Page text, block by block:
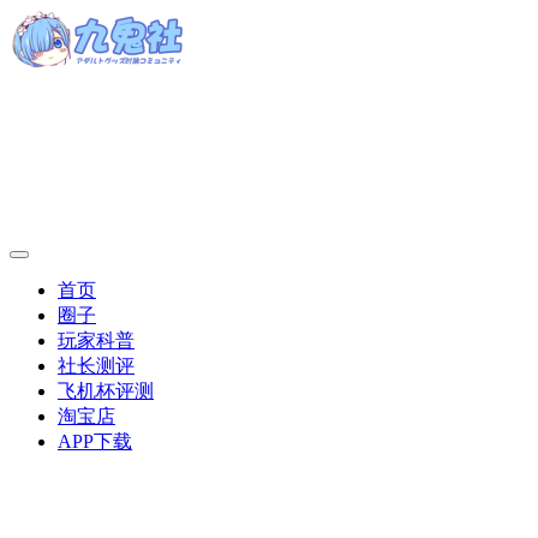
首页
圈子
玩家科普
社长测评
飞机杯评测
淘宝店
APP下载